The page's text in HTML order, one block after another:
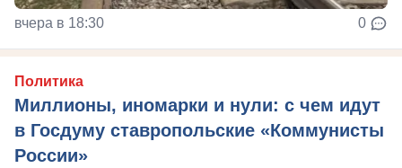
вчера в 18:30 0
Политика
Миллионы, иномарки и нули: с чем идут
в Госдуму ставропольские «Коммунисты
России»